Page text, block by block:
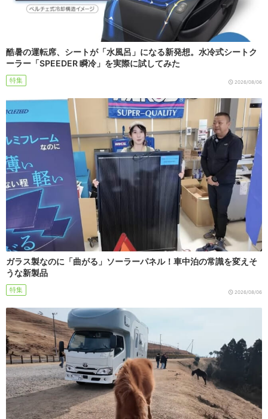
酷暑の運転席、シートが「水風呂」になる新発想。水冷式シートク
ーラー「SPEEDER 瞬冷」を実際に試してみた
特集 2026/08/06
ガラス製なのに「曲がる」ソーラーパネル！車中泊の常識を変えそ
うな新製品
特集 2026/08/06